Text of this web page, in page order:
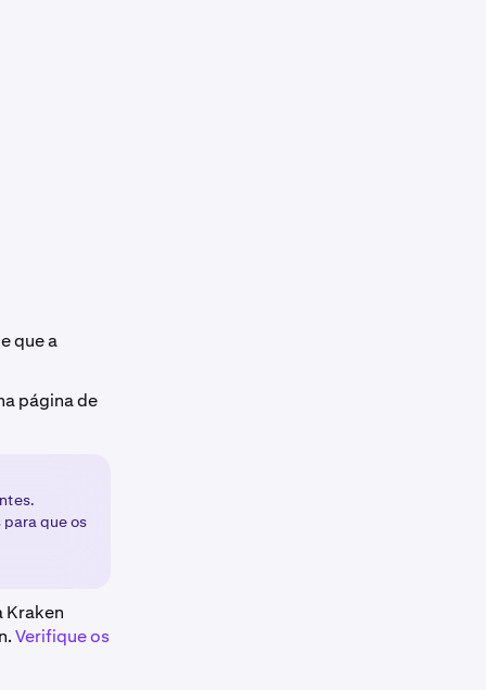
que a
página de
que os
Kraken
Verifique os